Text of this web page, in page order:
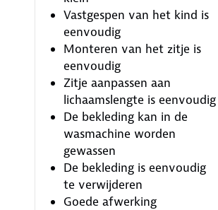
Vastgespen van het kind is
eenvoudig
Monteren van het zitje is
eenvoudig
Zitje aanpassen aan
lichaamslengte is eenvoudig
De bekleding kan in de
wasmachine worden
gewassen
De bekleding is eenvoudig
te verwijderen
Goede afwerking